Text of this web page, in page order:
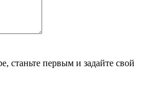
станьте первым и задайте свой